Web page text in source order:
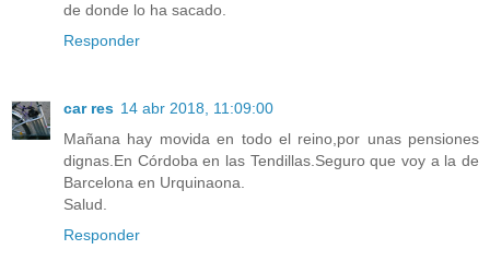
de donde lo ha sacado.
Responder
car res 14 abr 2018, 11:09:00
Mañana hay movida en todo el reino,por unas pensiones
dignas.En Córdoba en las Tendillas.Seguro que voy a la de
Barcelona en Urquinaona.
Salud.
Responder